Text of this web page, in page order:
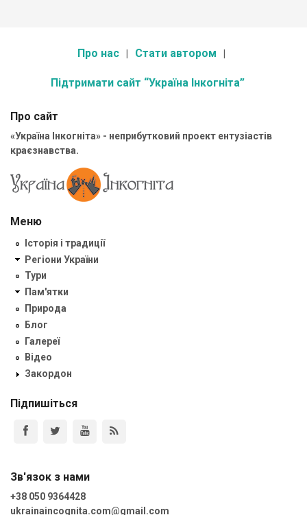
Про нас Стати автором
Підтримати сайт “Україна Інкогніта”
Про сайт
«Україна Інкогніта» - неприбутковий проект ентузіастів
краєзнавства.
Меню
Історія і традиції
Регіони України
Тури
Пам'ятки
Природа
Блог
Галереї
Відео
Закордон
Підпишіться
Зв'язок з нами
+38 050 9364428
ukrainaincognita.com@gmail.com